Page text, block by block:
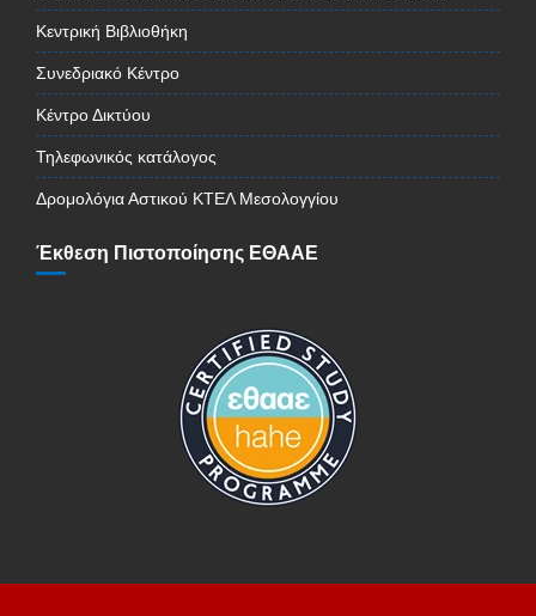
Κεντρική Βιβλιοθήκη
Συνεδριακό Κέντρο
Κέντρο Δικτύου
Τηλεφωνικός κατάλογος
Δρομολόγια Αστικού ΚΤΕΛ Μεσολογγίου
Έκθεση Πιστοποίησης ΕΘΑΑΕ